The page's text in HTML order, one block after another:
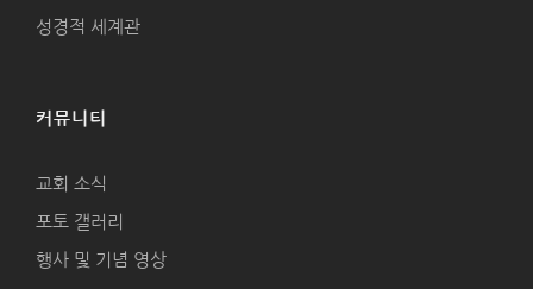
성경적 세계관
커뮤니티
교회 소식
포토 갤러리
행사 및 기념 영상